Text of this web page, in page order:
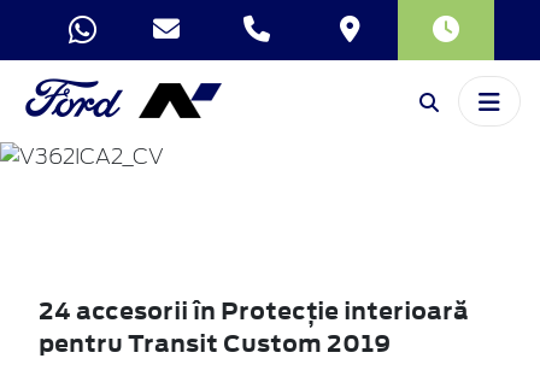
TRANSIT
CUSTOM
24 accesorii în Protecţie interioară
pentru Transit Custom 2019